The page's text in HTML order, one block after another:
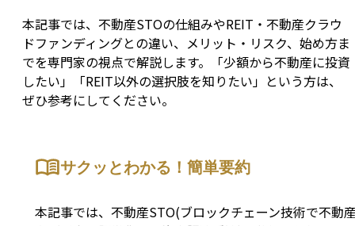
本記事では、不動産STOの仕組みやREIT・不動産クラウ
ドファンディングとの違い、メリット・リスク、始め方ま
でを専門家の視点で解説します。「少額から不動産に投資
したい」「REIT以外の選択肢を知りたい」という方は、
ぜひ参考にしてください。
サクッとわかる！簡単要約
本記事では、不動産STO(ブロックチェーン技術で不動